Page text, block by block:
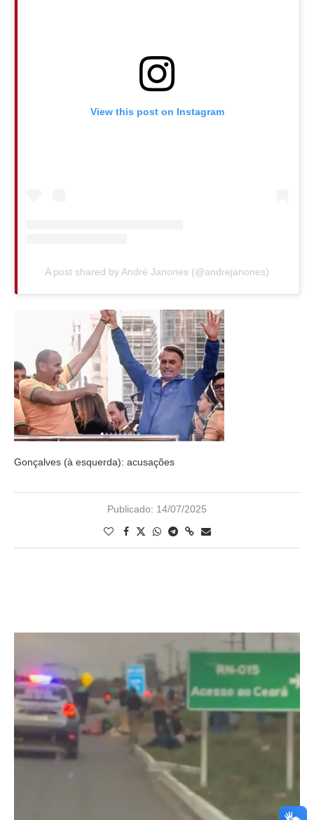
View this post on Instagram
A post shared by André Janones (@andrejanones)
Gonçalves (à esquerda): acusações
Publicado: 14/07/2025